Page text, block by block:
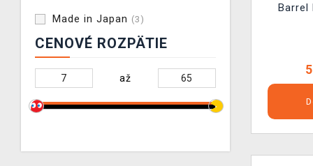
Made in Japan (3)
CENOVÉ ROZPÄTIE
až
Barrel